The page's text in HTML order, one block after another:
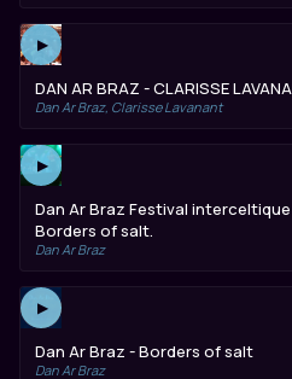
▶
DAN AR BRAZ - CLARISSE
Dan Ar Braz, Clarisse Lavanant
▶
Dan Ar Braz Festival
Borders of salt.
Dan Ar Braz
▶
Dan Ar Braz - Borders of salt
Dan Ar Braz